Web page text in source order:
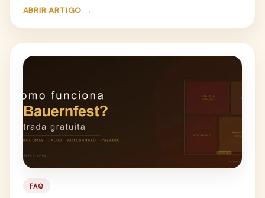
ABRIR ARTIGO →
FAQ